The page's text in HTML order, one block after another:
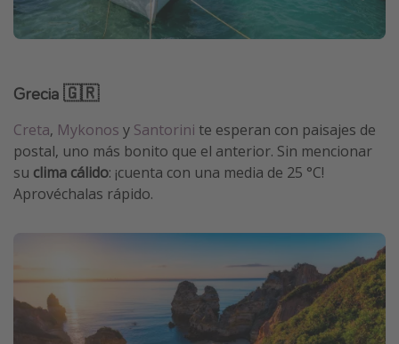
Grecia 🇬🇷
Creta, Mykonos y Santorini te esperan con paisajes de
postal, uno más bonito que el anterior. Sin mencionar
su clima cálido: ¡cuenta con una media de 25 °C!
Aprovéchalas rápido.